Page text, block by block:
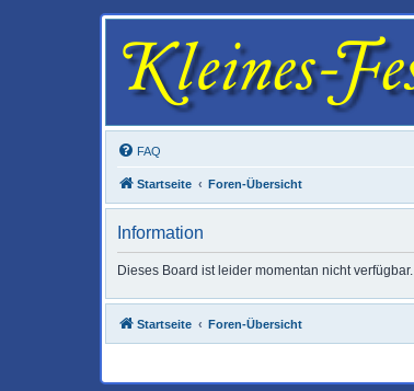
FAQ
Startseite Foren-Übersicht
Information
Dieses Board ist leider momentan nicht verfügbar.
Startseite Foren-Übersicht